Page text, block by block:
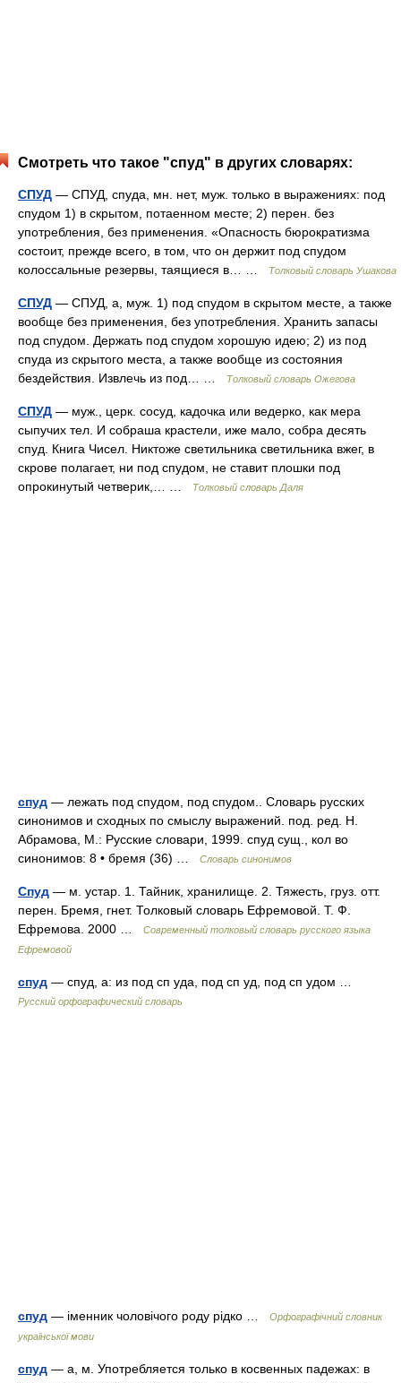
Смотреть что такое "спуд" в других словарях:
СПУД — СПУД, спуда, мн. нет, муж. только в выражениях: под
спудом 1) в скрытом, потаенном месте; 2) перен. без
употребления, без применения. «Опасность бюрократизма
состоит, прежде всего, в том, что он держит под спудом
колоссальные резервы, таящиеся в… …
Толковый словарь Ушакова
СПУД — СПУД, а, муж. 1) под спудом в скрытом месте, а также
вообще без применения, без употребления. Хранить запасы
под спудом. Держать под спудом хорошую идею; 2) из под
спуда из скрытого места, а также вообще из состояния
бездействия. Извлечь из под… …
Толковый словарь Ожегова
СПУД — муж., церк. сосуд, кадочка или ведерко, как мера
сыпучих тел. И собраша крастели, иже мало, собра десять
спуд. Книга Чисел. Никтоже светильника светильника вжег, в
скрове полагает, ни под спудом, не ставит плошки под
опрокинутый четверик,… …
Толковый словарь Даля
спуд — лежать под спудом, под спудом.. Словарь русских
синонимов и сходных по смыслу выражений. под. ред. Н.
Абрамова, М.: Русские словари, 1999. спуд сущ., кол во
синонимов: 8 • бремя (36) …
Словарь синонимов
Спуд — м. устар. 1. Тайник, хранилище. 2. Тяжесть, груз. отт.
перен. Бремя, гнет. Толковый словарь Ефремовой. Т. Ф.
Ефремова. 2000 …
Современный толковый словарь русского языка
Ефремовой
спуд — спуд, а: из под сп уда, под сп уд, под сп удом …
Русский орфографический словарь
спуд — іменник чоловічого роду рідко …
Орфографічний словник
української мови
спуд — а, м. Употребляется только в косвенных падежах: в